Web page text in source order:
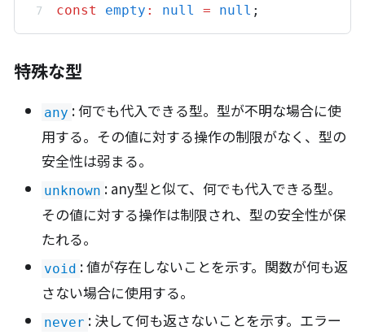
const
empty : null = null ;
特殊な型
any : 何でも代入できる型。型が不明な場合に使
用する。その値に対する操作の制限がなく、型の
安全性は弱まる。
unknown : any型と似て、何でも代入できる型。
その値に対する操作は制限され、型の安全性が保
たれる。
void : 値が存在しないことを示す。関数が何も返
さない場合に使用する。
never : 決して何も返さないことを示す。エラー